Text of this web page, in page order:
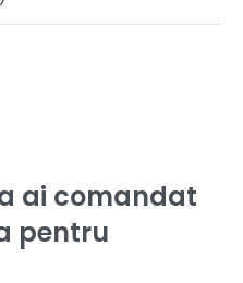
ai comandat
pentru